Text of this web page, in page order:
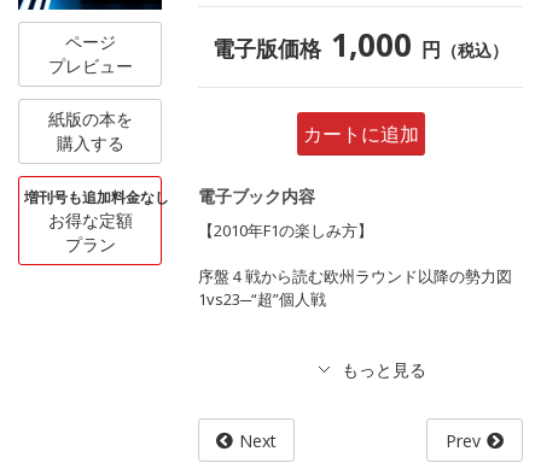
ページ
プレビュー
紙版の本を
購入する
増刊号も追加料金なし
お得な定額
プラン
電子版価格 1,000 円 （税込）
カートに追加
電子ブック内容
【2010年F1の楽しみ方】
序盤４戦から読む欧州ラウンド以降の勢力図
1vs23─“超”個人戦
Next Prev